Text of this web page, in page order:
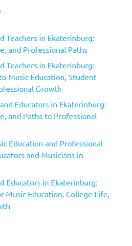
Teachers in Ekaterinburg:
and Professional Paths
Teachers in Ekaterinburg:
Music Education, Student
Growth
Educators in Ekaterinburg:
and Paths to Professional
Education and Professional
and Musicians in
Educators in Ekaterinburg:
Music Education, College Life,